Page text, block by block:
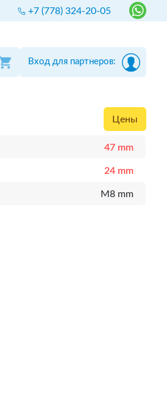
+7 (778) 324-20-05
Вход для партнеров:
Цены
47 mm
24 mm
M8 mm